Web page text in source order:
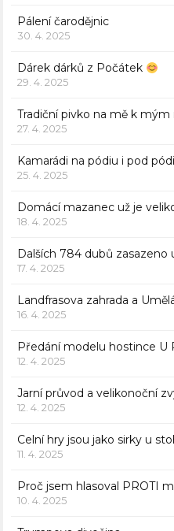
Pálení čarodějnic
30. 4. 2025
Dárek dárků z Počátek
29. 4. 2025
Tradiční pivko na mě k
27. 4. 2025
Kamarádi na pódiu i pod
25. 4. 2025
Domácí mazanec už je
18. 4. 2025
Dalších 784 dubů zasazeno
17. 4. 2025
Landfrasova zahrada a
16. 4. 2025
Předání modelu hostince U
12. 4. 2025
Jarní průvod a velikonoční
12. 4. 2025
Celní hry jsou jako sirky u
11. 4. 2025
Proč jsem hlasoval PROTI
10. 4. 2025